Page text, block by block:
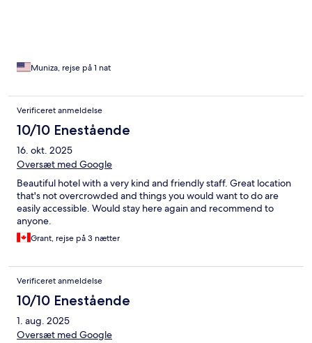
Muniza, rejse på 1 nat
Verificeret anmeldelse
10/10 Enestående
16. okt. 2025
Oversæt med Google
Beautiful hotel with a very kind and friendly staff. Great location
that's not overcrowded and things you would want to do are
easily accessible. Would stay here again and recommend to
anyone.
Grant, rejse på 3 nætter
Verificeret anmeldelse
10/10 Enestående
1. aug. 2025
Oversæt med Google